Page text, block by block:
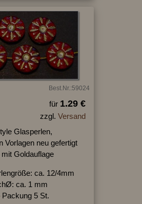
Best.Nr.:59024
für 1.29 €
zzgl. Versand
Glasperlen,
Vorlagen neu gefertigt
Goldauflage
ca. 12/4mm
ca. 1 mm
Packung 5 St.